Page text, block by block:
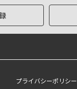
プライバシーポリシー